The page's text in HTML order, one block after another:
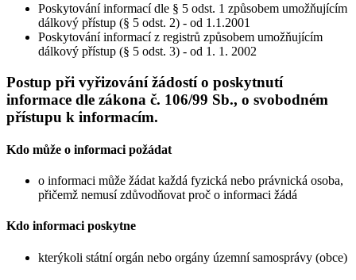
Poskytování informací dle § 5 odst. 1 způsobem umožňujícím
dálkový přístup (§ 5 odst. 2) - od 1.1.2001
Poskytování informací z registrů způsobem umožňujícím
dálkový přístup (§ 5 odst. 3) - od 1. 1. 2002
Postup při vyřizování žádostí o poskytnutí
informace dle zákona č. 106/99 Sb., o svobodném
přístupu k informacím.
Kdo může o informaci požádat
o informaci může žádat každá fyzická nebo právnická osoba,
přičemž nemusí zdůvodňovat proč o informaci žádá
Kdo informaci poskytne
kterýkoli státní orgán nebo orgány územní samosprávy (obce)